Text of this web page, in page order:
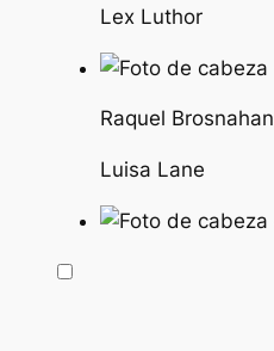
Lex Luthor
Raquel Brosnahan
Luisa Lane